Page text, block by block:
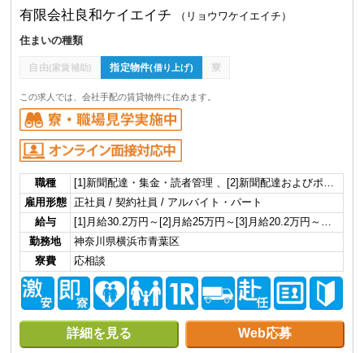
有限会社良和ケイエイチ
（リョウワケイエイチ）
住まいの種類
自由(家賃補助) 指定物件(借り上げ) 寮
この求人では、会社手配の賃貸物件に住めます。
職種
[1]新聞配達・集金・読者管理 、[2]新聞配達およびポ…
雇用形態
正社員 / 契約社員 / アルバイト・パート
給与
[1]月給30.2万円～[2]月給25万円～[3]月給20.2万円～…
勤務地
神奈川県横浜市青葉区
寮費
応相談
詳細を見る Web応募